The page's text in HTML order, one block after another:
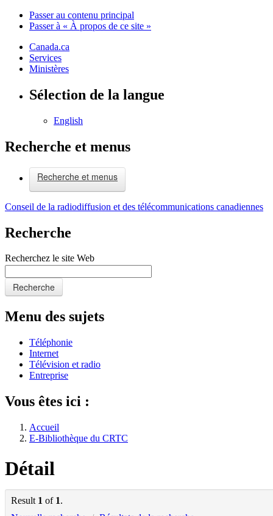
Passer au contenu principal
Passer à « À propos de ce site »
Canada.ca
Services
Ministères
Sélection de la langue
English
Recherche et menus
Recherche et menus
Conseil de la radiodiffusion et des télécommunications canadiennes
Recherche
Recherchez le site Web
Recherche
Menu des sujets
Téléphonie
Internet
Télévision et radio
Entreprise
Vous êtes ici :
Accueil
E-Bibliothèque du CRTC
Détail
Result 1 of 1.